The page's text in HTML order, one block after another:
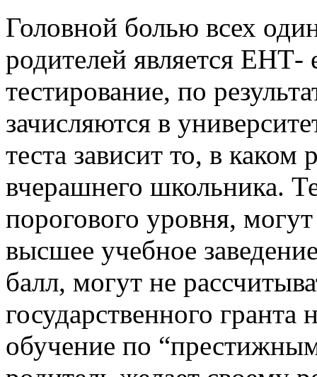
Головной болью всех
родителей является ЕНТ-
тестирование, по
зачисляются в
теста зависит то, в каком
вчерашнего школьника.
порогового уровня,
высшее учебное
балл, могут не
государственного гранта
обучение по